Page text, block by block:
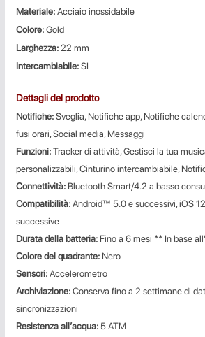
Materiale:Acciaio inossidabile
Colore:Gold
Larghezza:22 mm
Intercambiabile:SI
Dettagli del prodotto
Notifiche:Sveglia, Notifiche app, Notifiche
fusi orari, Social media, Messaggi
Funzioni:Tracker di attività, Gestisci la tua
personalizzabili, Cinturino intercambiabile,
Connettività:Bluetooth Smart/4.2 a basso
Compatibilità:Android™ 5.0 e successivi, iOS
successive
Durata della batteria:Fino a 6 mesi ** In base
Colore del quadrante:Nero
Sensori:Accelerometro
Archiviazione:Conserva fino a 2 settimane di
sincronizzazioni
Resistenza all’acqua:5 ATM